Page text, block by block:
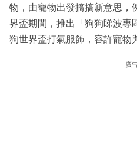
物，由寵物出發搞搞新意思，
界盃期間，推出「狗狗睇波專
狗世界盃打氣服飾，容許寵物
廣